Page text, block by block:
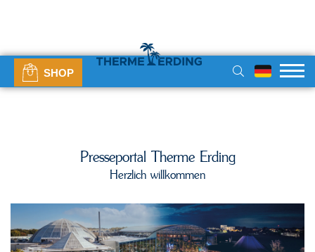
SHOP
Presseportal Therme Erding
Herzlich willkommen